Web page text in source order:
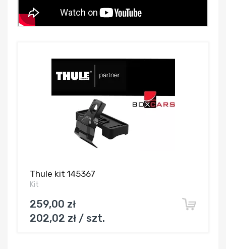
Thule kit 145367
Kit
259,00 zł
202,02 zł / szt.